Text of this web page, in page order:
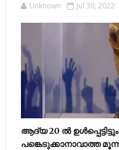
Unknown Jul 30, 2022
ആദ്യ 20 ല്‍
പങ്കെടുക്കാനാവാത്ത